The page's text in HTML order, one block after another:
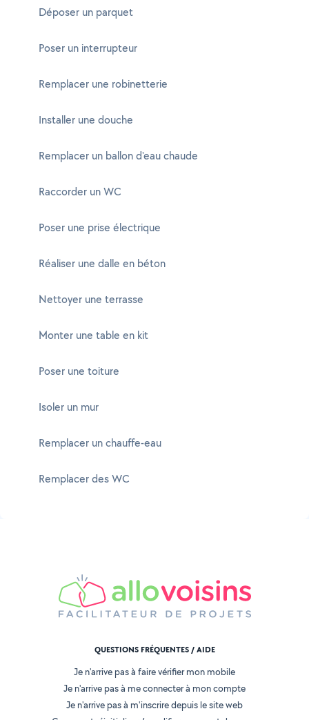
Déposer un parquet
Poser un interrupteur
Remplacer une robinetterie
Installer une douche
Remplacer un ballon d'eau chaude
Raccorder un WC
Poser une prise électrique
Réaliser une dalle en béton
Nettoyer une terrasse
Monter une table en kit
Poser une toiture
Isoler un mur
Remplacer un chauffe-eau
Remplacer des WC
QUESTIONS FRÉQUENTES / AIDE
Je n'arrive pas à faire vérifier mon mobile
Je n'arrive pas à me connecter à mon compte
Je n'arrive pas à m'inscrire depuis le site web